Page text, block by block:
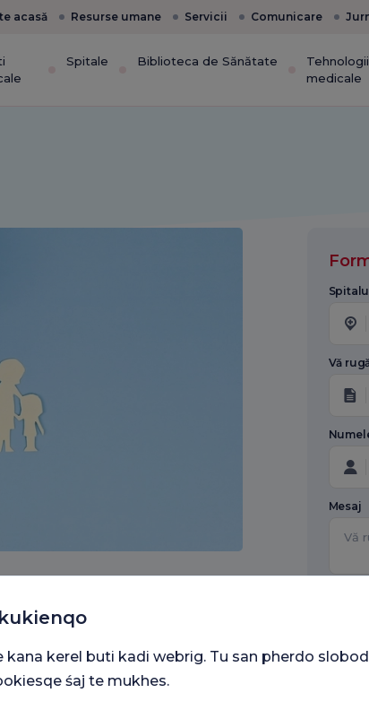
acasă Resurse umane Servicii Comunicare
Spitale Biblioteca de Sănătate
Tehnologii
medicale
Vă
Mesaj
kana kerel buti kadi webrig. Tu san pherdo
śaj te mukhes.